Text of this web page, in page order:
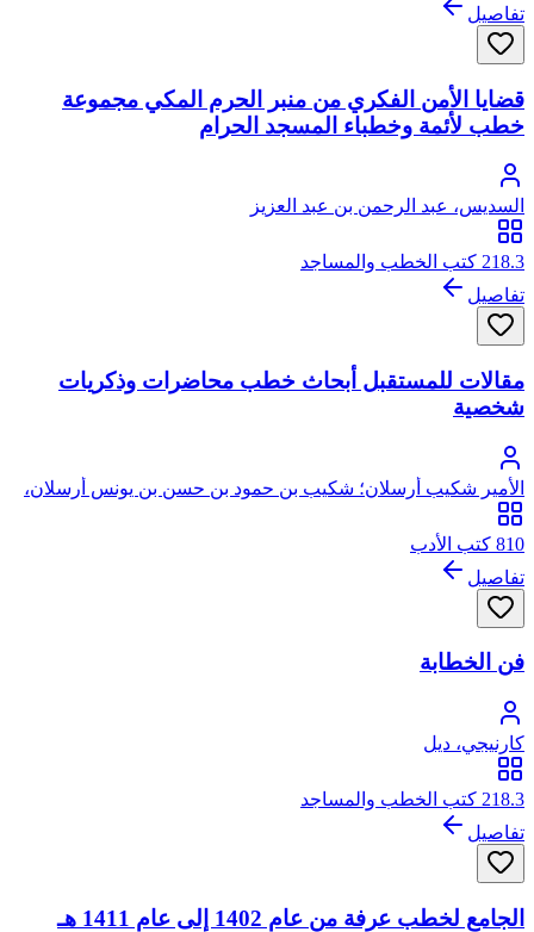
تفاصيل
قضايا الأمن الفكري من منبر الحرم المكي مجموعة
خطب لأئمة وخطباء المسجد الحرام
السديس، عبد الرحمن بن عبد العزيز
218.3 كتب الخطب والمساجد
تفاصيل
مقالات للمستقبل أبحاث خطب محاضرات وذكريات
شخصية
الأمير شكيب أرسلان؛ شكيب بن حمود بن حسن بن يونس أرسلان،
من سلالة التنوخيين ملوك الحيرة
810 كتب الأدب
تفاصيل
فن الخطابة
كارنيجي، ديل
218.3 كتب الخطب والمساجد
تفاصيل
الجامع لخطب عرفة من عام 1402 إلى عام 1411 هـ